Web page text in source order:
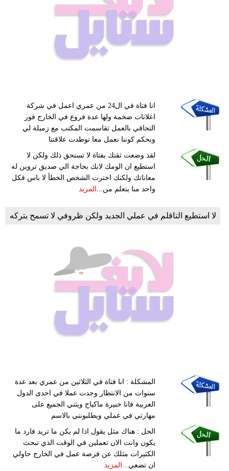
انا فتاة في ال24 من عمري اعمل في شركة
اعلانات ضخمة ولها عدة فروع في الخارج فور
التحاقي بالعمل تقاسمت المكتب مع زميلة لي
وبحكم كوننا نعمل معا توطدت علاقتنا
لقد وضعت ثقتك بفتاة لا تستحق ذلك ولكن لا
استطيع ان الومك لانك بحاجة الي صديق تروين له
معاناتك ولكنك اخترت الشخص الخطأ لا باس فكل
واحد منا يتعلم من...
المزيد
لا استطيع التاقلم في عملي الجديد ولكن ظروفي لا تسمح بتركه
المشكلة : انا فتاة في الثلاثين من عمري بعد عدة
سنوات من الانتظار وجدت عملا في احدى الدول
العربية فانا خبيرة ماكياج ويثني الجميع على
مهارتي في عملي ويطلبونني بالاسم
الحل : هناك مثل يقول اذا لم يكن ما تريد فارد ما
يكون وانت الان تعملين في الوقت الذي تبحث
الكثيرات مثلك عن فرصة عمل في الخارج حاولي
ان تضعي... المزيد